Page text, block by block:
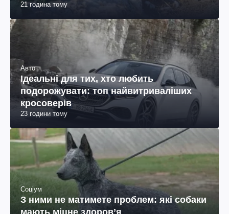
21 година тому
Авто
Ідеальні для тих, хто любить
подорожувати: топ найвитриваліших
кросоверів
23 години тому
Соціум
З ними не матимете проблем: які собаки
мають міцне здоров’я